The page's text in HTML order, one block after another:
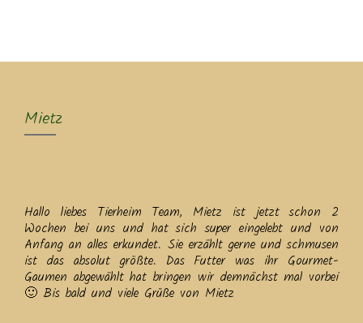
Mietz
Hallo liebes Tierheim Team, Mietz ist jetzt schon 2
Wochen bei uns und hat sich super eingelebt und von
Anfang an alles erkundet. Sie erzählt gerne und schmusen
ist das absolut größte. Das Futter was ihr Gourmet-
Gaumen abgewählt hat bringen wir demnächst mal vorbei
🙂 Bis bald und viele Grüße von Mietz